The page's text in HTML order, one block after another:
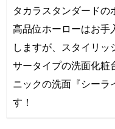
タカラスタンダードの
高品位ホーローはお手
しますが、スタイリッ
サータイプの洗面化粧
ニックの洗面『シー
す！